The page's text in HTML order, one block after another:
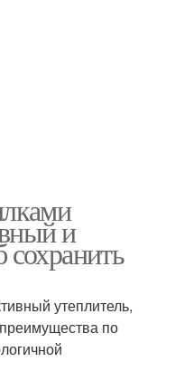
и
утеплитель,
по